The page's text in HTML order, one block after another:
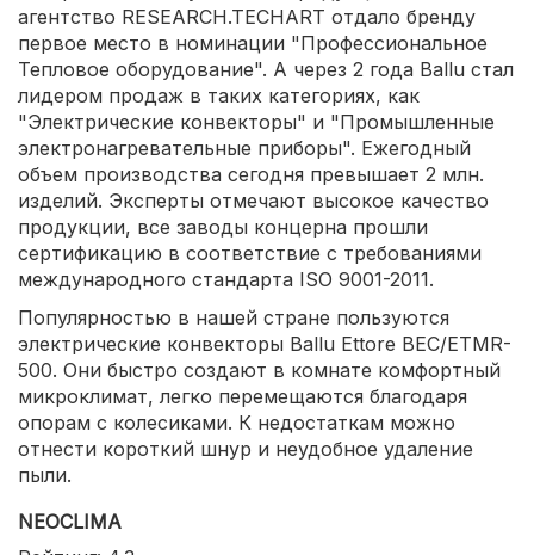
агентство RESEARCH.TECHART отдало бренду
первое место в номинации "Профессиональное
Тепловое оборудование". А через 2 года Ballu стал
лидером продаж в таких категориях, как
"Электрические конвекторы" и "Промышленные
электронагревательные приборы". Ежегодный
объем производства сегодня превышает 2 млн.
изделий. Эксперты отмечают высокое качество
продукции, все заводы концерна прошли
сертификацию в соответствие с требованиями
международного стандарта ISO 9001-2011.
Популярностью в нашей стране пользуются
электрические конвекторы Ballu Ettore BEC/ETMR-
500. Они быстро создают в комнате комфортный
микроклимат, легко перемещаются благодаря
опорам с колесиками. К недостаткам можно
отнести короткий шнур и неудобное удаление
пыли.
NEOCLIMA